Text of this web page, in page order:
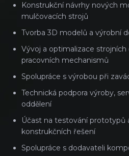
Konstrukční návrhy nových
mulčovacích strojů
Tvorba 3D modelů a výrobní
Vývoj a optimalizace strojních
pracovních mechanismů
Spolupráce s výrobou při
Technická podpora výroby,
oddělení
Účast na testování prototypů
konstrukčních řešení
Spolupráce s dodavateli